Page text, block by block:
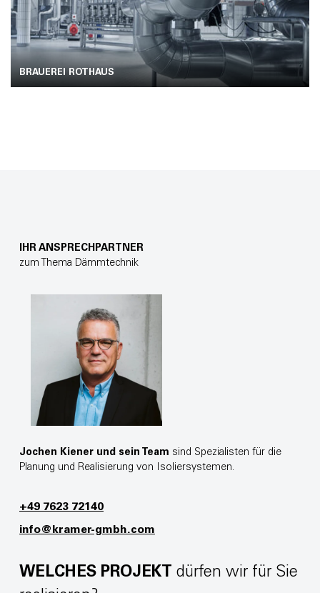
BRAUEREI ROTHAUS
WELCHES PROJEKT dürfen wir für Sie
IHR ANSPRECHPARTNER
zum Thema Dämmtechnik
Jochen Kiener und sein Team sind Spezialisten für die
Planung und Realisierung von Isoliersystemen.
+49 7623 72140
info@kramer-gmbh.com